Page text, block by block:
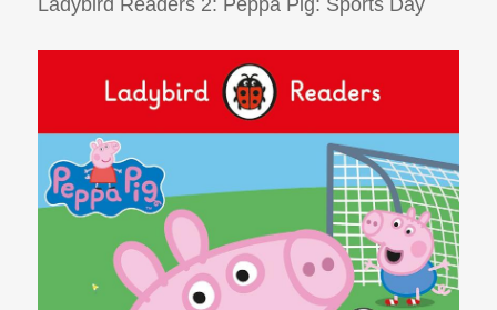
Ladybird Readers 2: Peppa Pig: Sports Day